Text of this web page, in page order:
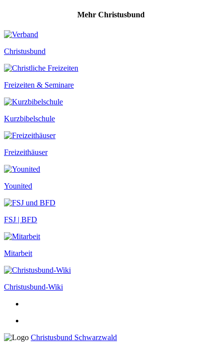
Mehr Christusbund
Christusbund
Freizeiten & Seminare
Kurzbibelschule
Freizeithäuser
Younited
FSJ | BFD
Mitarbeit
Christusbund-Wiki
Christusbund Schwarzwald